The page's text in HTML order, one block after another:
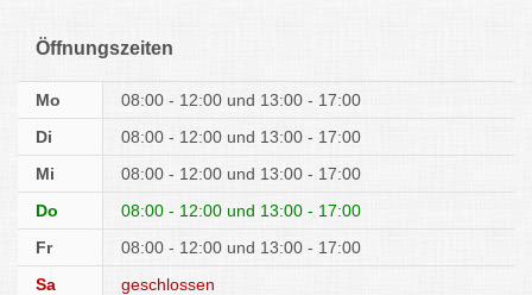
Öffnungszeiten
Mo 08:00 - 12:00
13:00 - 17:00
Di
08:00 - 12:00
13:00 - 17:00
Mi
08:00 - 12:00
13:00 - 17:00
Do
08:00 - 12:00
13:00 - 17:00
Fr
08:00 - 12:00
13:00 - 17:00
Sa
geschlossen